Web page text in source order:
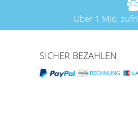
Über 1 Mio.
SICHER BEZAHLEN